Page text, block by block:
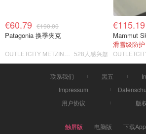
€60.79 €190.00
Patagonia 换季夹克
528人感兴趣
€115.19
Mammut
联系我们 黑五
Impressum
用户协议
版
触屏版 电脑版 下载App